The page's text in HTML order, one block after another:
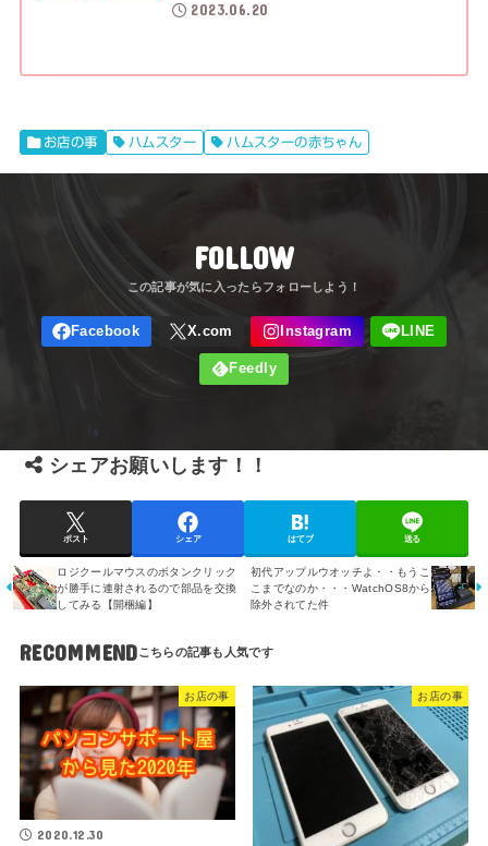
2023.06.20
お店の事 ハムスター ハムスターの赤ちゃん
FOLLOW
シェアお願いします！！
ポスト シェア はてブ 送る
初代アップルウオッチよ・・もうこ
こまでなのか・・・WatchOS8から
除外されてた件
ロジクールマウスのボタンクリック
が勝手に連射されるので部品を交換
してみる【開梱編】
RECOMMEND
お店の事
2020.12.30
お店の事